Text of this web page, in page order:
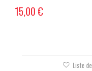
15,00 €
Liste